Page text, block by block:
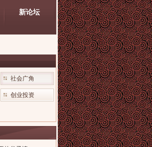
新论坛
社会广角
创业投资